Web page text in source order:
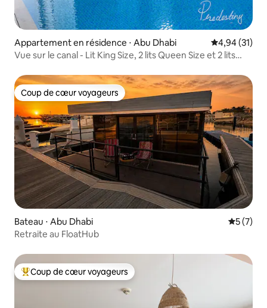
Appartement en résidence ⋅ Abu Dhabi Évaluation
4,94 (31)
Vue sur le canal - Lit King Size, 2 lits Queen Size et 2 lits
Coup de cœur voyageurs
Coup de cœur voyageurs
Bateau ⋅ Abu Dhabi
5 (7)
Retraite au FloatHub
Coups de cœur voyageurs les plus appréciés
Coup de cœur voyageurs